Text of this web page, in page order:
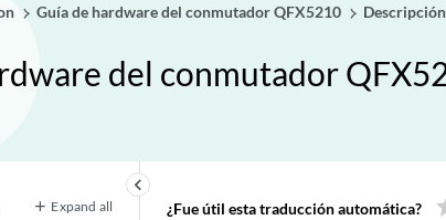
Guía de hardware del conmutador QFX5210
del conmutador
keyboard_arrow_left
Expand all ¿Fue útil esta traducción automática?